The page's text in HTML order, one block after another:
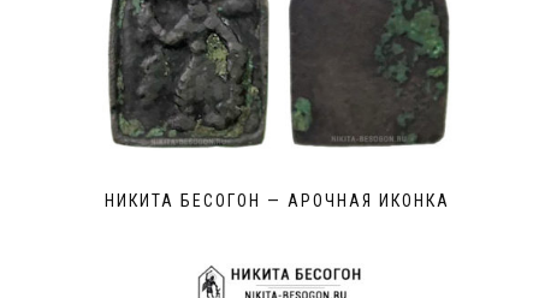
НИКИТА БЕСОГОН — АРОЧНАЯ ИКОНКА